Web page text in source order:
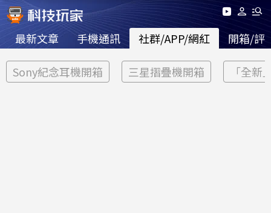
最新文章 手機通訊 社群/APP/網紅 開箱/評
Sony紀念耳機開箱 三星摺疊機開箱 「全新